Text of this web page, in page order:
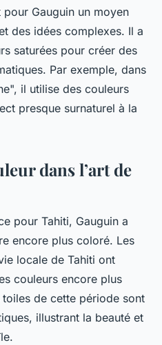
Gauguin un moyen
des idées complexes. Il a
saturées pour créer des
Par exemple, dans
il utilise des couleurs
presque surnaturel à la
dans l’art de
pour Tahiti, Gauguin a
encore plus coloré. Les
locale de Tahiti ont
couleurs encore plus
de cette période sont
illustrant la beauté et